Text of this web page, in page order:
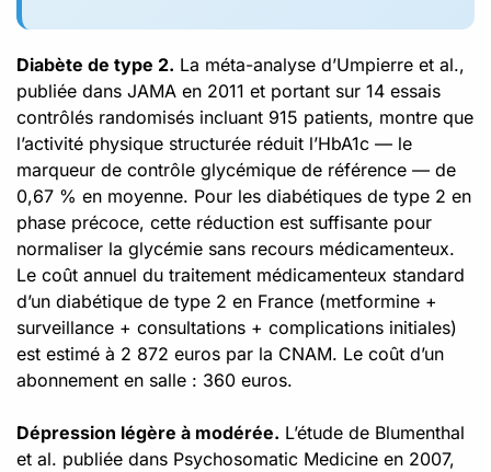
Diabète de type 2. La méta-analyse d’Umpierre et al.,
publiée dans JAMA en 2011 et portant sur 14 essais
contrôlés randomisés incluant 915 patients, montre que
l’activité physique structurée réduit l’HbA1c — le
marqueur de contrôle glycémique de référence — de
0,67 % en moyenne. Pour les diabétiques de type 2 en
phase précoce, cette réduction est suffisante pour
normaliser la glycémie sans recours médicamenteux.
Le coût annuel du traitement médicamenteux standard
d’un diabétique de type 2 en France (metformine +
surveillance + consultations + complications initiales)
est estimé à 2 872 euros par la CNAM. Le coût d’un
abonnement en salle : 360 euros.
Dépression légère à modérée. L’étude de Blumenthal
et al. publiée dans Psychosomatic Medicine en 2007,